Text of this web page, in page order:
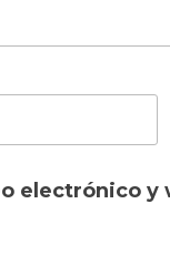
electrónico y